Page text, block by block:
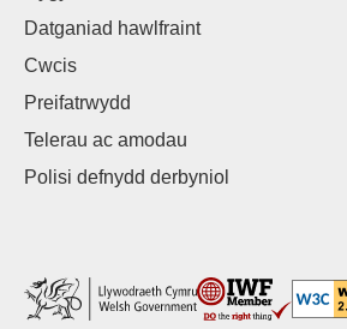
Datganiad hawlfraint
Cwcis
Preifatrwydd
Telerau ac amodau
Polisi defnydd derbyniol